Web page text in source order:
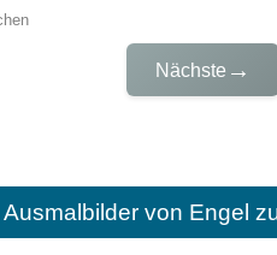
Nächste →
Ausmalbilder von Engel